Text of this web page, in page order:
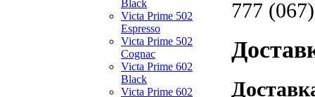
Black
Victa Prime 502
Espresso
Victa Prime 502
Cognac
Victa Prime 602
Black
Victa Prime 602
777